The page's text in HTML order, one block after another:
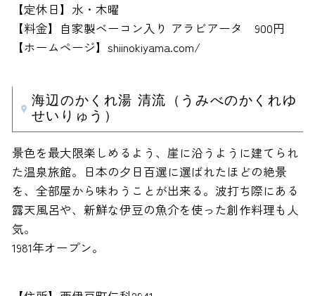
【定休日】水・木曜
【料金】自家製ベーコン入り アラビアータ 900円
【ホームページ】shiinokiyama.com/
海辺のかくれ湯 清流（うみべのかくれゆ
せいりゅう）
景色を最大限楽しめるよう、崖に沿うように建てられ
た温泉旅館。日本の夕日百選に選ばれたほどの絶景
を、全部屋から味わうことが出来る。波打ち際にある
露天風呂や、新鮮な伊豆の魚介を使った創作料理も人
気。
1981年オープン。